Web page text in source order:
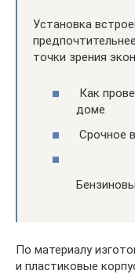
Установка
точки зрения
Как
доме
Срочное
По материалу
и пластиковые